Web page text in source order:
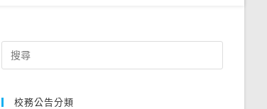
Search
for:
校務公告分類